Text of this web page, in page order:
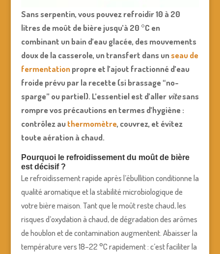
Sans serpentin, vous pouvez refroidir 10 à 20
litres de moût de bière jusqu’à 20 °C en
combinant un bain d’eau glacée, des mouvements
doux de la casserole, un transfert dans unseau de
fermentationpropre et l’ajout fractionné d’eau
froide prévu par la recette (si brassage “no-
sparge” ou partiel). L’essentiel est d’aller vitesans
rompre vos précautions en termes d’hygiène :
contrôlez authermomètre, couvrez, et évitez
toute aération à chaud.
Pourquoi le refroidissement du moût de bière
est décisif ?
Le refroidissement rapide après l’ébullition conditionne la
qualité aromatique et la stabilité microbiologique de
votre bière maison. Tant que le moût reste chaud, les
risques d’oxydation à chaud, de dégradation des arômes
de houblon et de contamination augmentent. Abaisser la
température vers 18–22 °C rapidement : c’est faciliter la